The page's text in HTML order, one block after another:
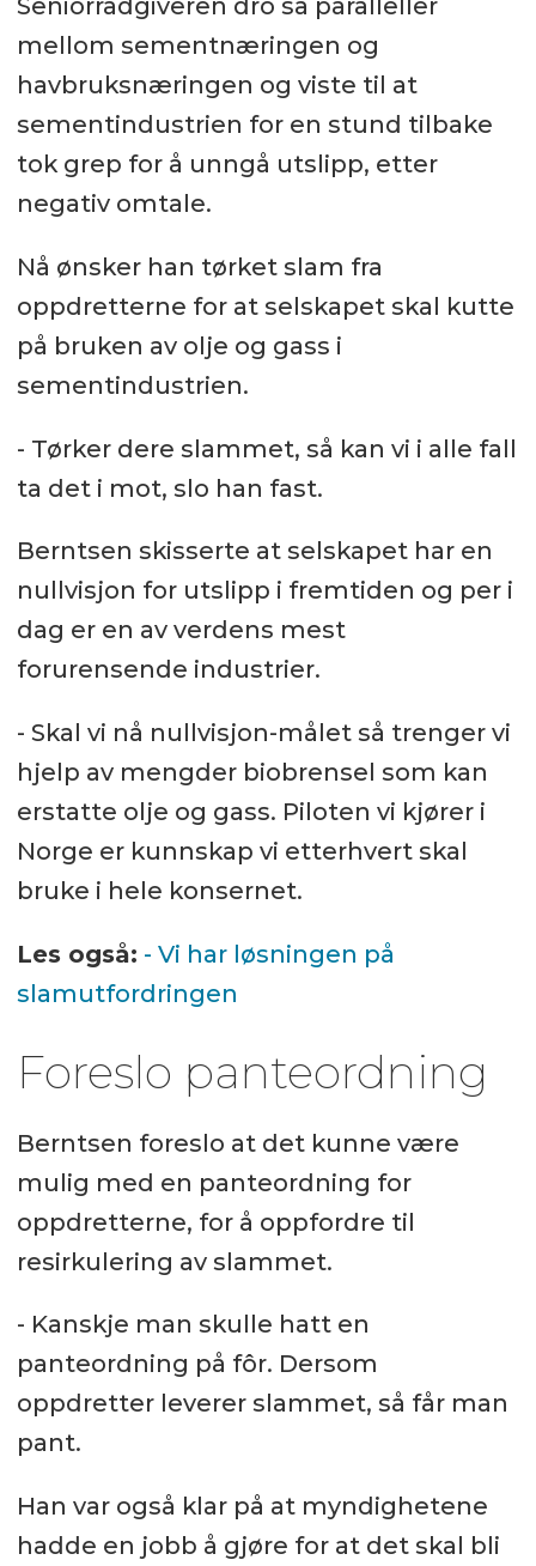
mellom sementnæringen og
havbruksnæringen og viste til at
sementindustrien for en stund tilbake
tok grep for å unngå utslipp, etter
negativ omtale.
Nå ønsker han tørket slam fra
oppdretterne for at selskapet skal kutte
på bruken av olje og gass i
sementindustrien.
- Tørker dere slammet, så kan vi i alle fall
ta det i mot, slo han fast.
Berntsen skisserte at selskapet har en
nullvisjon for utslipp i fremtiden og per i
dag er en av verdens mest
forurensende industrier.
- Skal vi nå nullvisjon-målet så trenger vi
hjelp av mengder biobrensel som kan
erstatte olje og gass. Piloten vi kjører i
Norge er kunnskap vi etterhvert skal
bruke i hele konsernet.
Les også: - Vi har løsningen på
slamutfordringen
Foreslo panteordning
Berntsen foreslo at det kunne være
mulig med en panteordning for
oppdretterne, for å oppfordre til
resirkulering av slammet.
- Kanskje man skulle hatt en
panteordning på fôr. Dersom
oppdretter leverer slammet, så får man
pant.
Han var også klar på at myndighetene
hadde en jobb å gjøre for at det skal bli